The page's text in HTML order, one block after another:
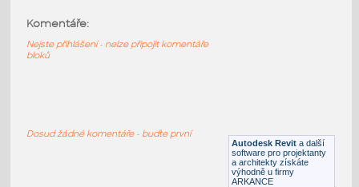
DWG Ocel
Autodesk Revit a další
software pro projektanty
a architekty získáte
výhodně u firmy
ARKANCE
Komentáře:
Nejste přihlášeni - nelze připojit komentáře
bloků
Dosud žádné komentáře - buďte první